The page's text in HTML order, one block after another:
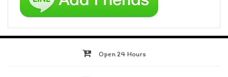
Open 24 Hours